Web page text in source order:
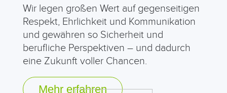
Wir legen großen Wert auf gegenseitigen
Respekt, Ehrlichkeit und Kommunikation
und gewähren so Sicherheit und
berufliche Perspektiven – und dadurch
eine Zukunft voller Chancen.
Mehr erfahren